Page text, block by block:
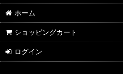
祭りラッパ
訳あり商品
ホーム
ショッピングカート
ログイン